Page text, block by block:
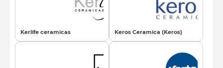
Kerlife ceramicas Keros Ceramica (Keros)